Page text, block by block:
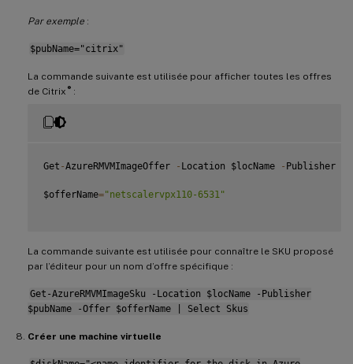
Par exemple :
$pubName="citrix"
La commande suivante est utilisée pour afficher toutes les offres
de Citrix ®:
Get -AzureRMVMImageOffer - Location $locName - Publisher
$offerName="netscalervpx110-6531"
La commande suivante est utilisée pour connaître le SKU proposé
par l’éditeur pour un nom d’offre spécifique :
Get-AzureRMVMImageSku -Location $locName -Publisher
$pubName -Offer $offerName | Select Skus
Créer une machine virtuelle